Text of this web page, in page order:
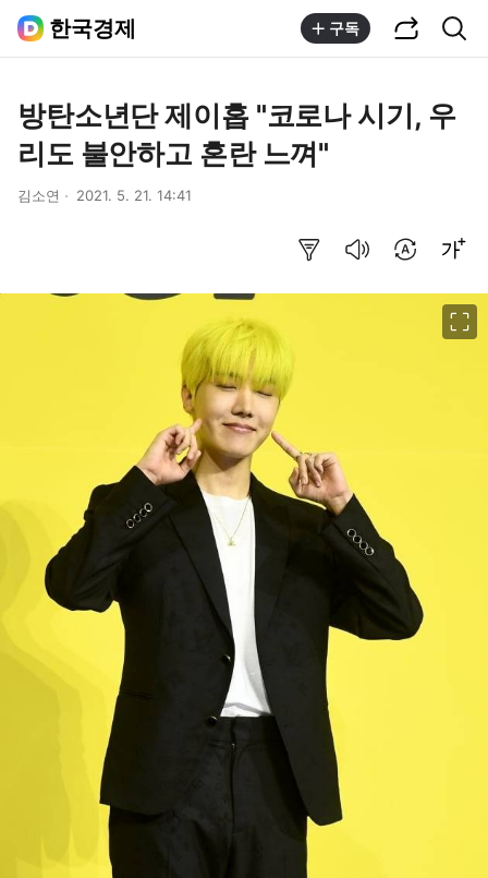
한국경제 구독
방탄소년단 제이홉 "코로나 시기, 우
리도 불안하고 혼란 느껴"
김소연 2021. 5. 21. 14:41